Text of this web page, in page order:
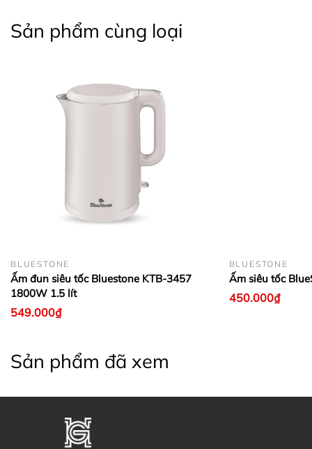
Sản phẩm cùng loại
BLUESTONE
Ấm đun siêu tốc Bluestone KTB-3457
1800W 1.5 lít
549.000₫
BLUESTONE
Ấm siêu tốc
450.000₫
Sản phẩm đã xem